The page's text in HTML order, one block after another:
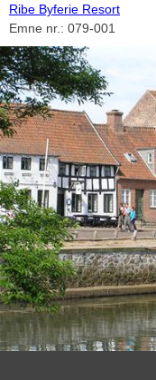
Ribe Byferie Resort
Emne nr.: 079-001